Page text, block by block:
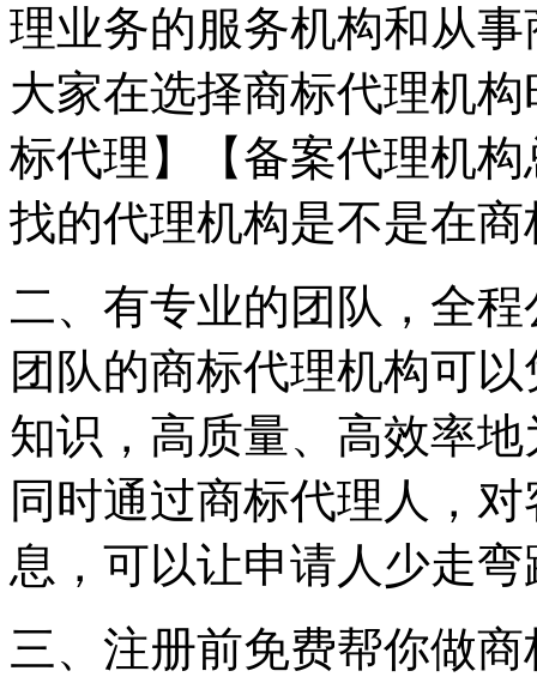
理业务的服务机构和从
大家在选择商标代理机
标代理】【备案代理机
找的代理机构是不是在
二、有专业的团队，全
团队的商标代理机构可
知识，高质量、高效率
同时通过商标代理人，
息，可以让申请人少走
三、注册前免费帮你做